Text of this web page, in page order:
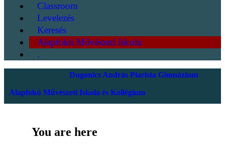
Classroom
Levelezés
Keresés
Alapfokú Művészeti Iskola
.
Dugonics András Piarista Gimnázium
Alapfokú Művészeti Iskola és Kollégium
You are here